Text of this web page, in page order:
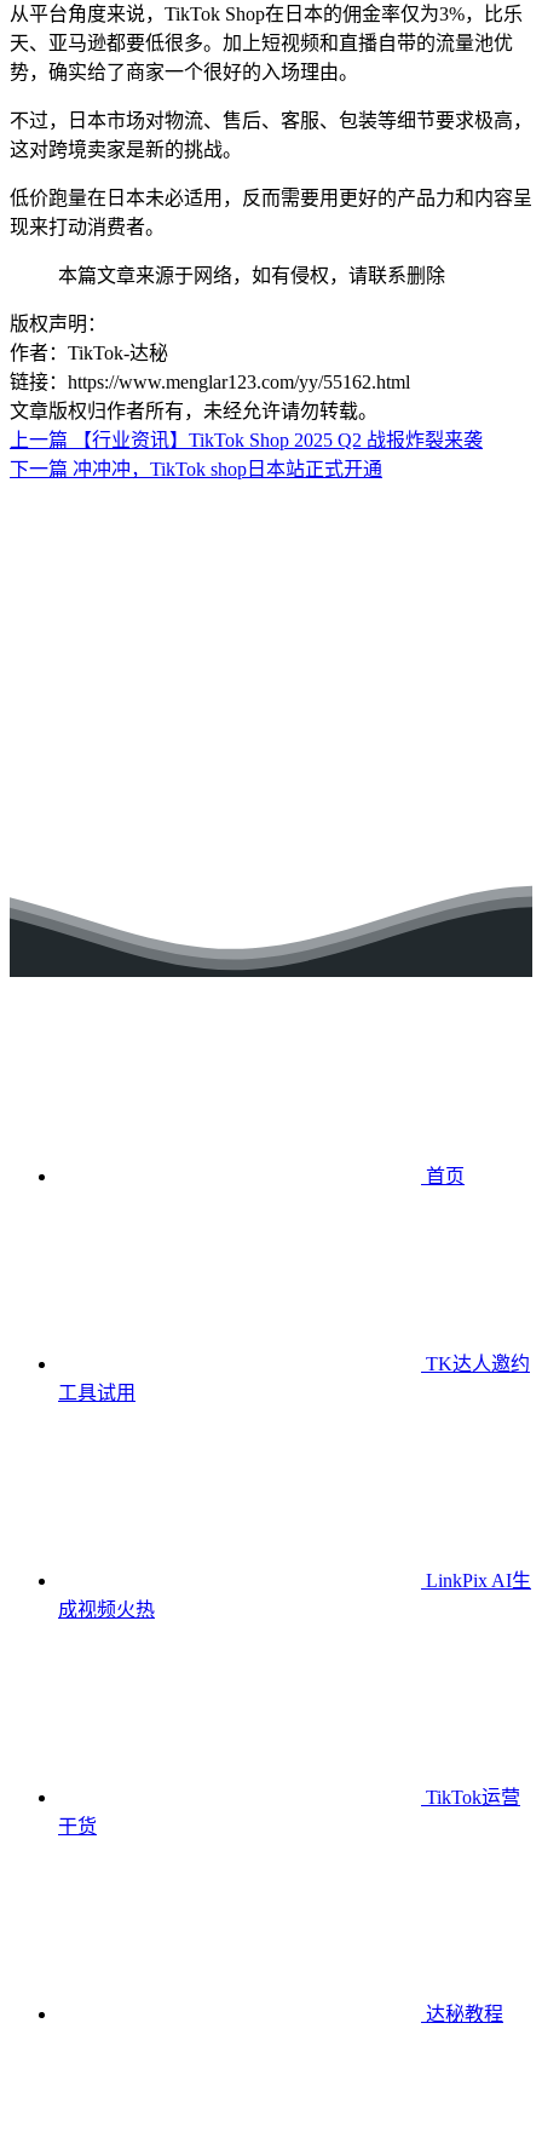
从平台角度来说，TikTok Shop在日本的佣金率仅为3%，比乐
天、亚马逊都要低很多。加上短视频和直播自带的流量池优
势，确实给了商家一个很好的入场理由。
不过，日本市场对物流、售后、客服、包装等细节要求极高，
这对跨境卖家是新的挑战。
低价跑量在日本未必适用，反而需要用更好的产品力和内容呈
现来打动消费者。
本篇文章来源于网络，如有侵权，请联系删除
版权声明：
作者：TikTok-达秘
链接：https://www.menglar123.com/yy/55162.html
文章版权归作者所有，未经允许请勿转载。
上一篇
【行业资讯】TikTok Shop 2025 Q2 战报炸裂来袭
下一篇 冲冲冲，TikTok shop日本站正式开通
首页
TK达人邀约
工具试用
LinkPix AI生
成视频火热
TikTok运营
干货
达秘教程